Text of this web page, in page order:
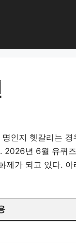
인지 헷갈리는 경
2026년 6월 유퀴
제가 되고 있다. 아